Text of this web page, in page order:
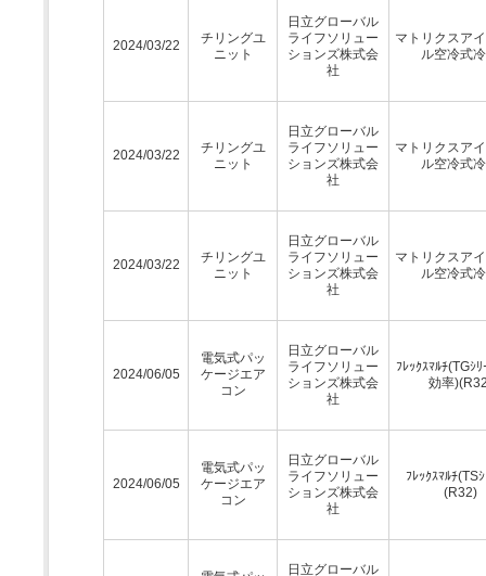
2024/03/22
チリングユ
ニット
日立グローバル
ライフソリュー
ションズ株式会
社
マトリクスア
ル空冷式
2024/03/22
チリングユ
ニット
日立グローバル
ライフソリュー
ションズ株式会
社
マトリクスア
ル空冷式
2024/03/22
チリングユ
ニット
日立グローバル
ライフソリュー
ションズ株式会
社
マトリクスア
ル空冷式
2024/06/05
電気式パッ
ケージエア
コン
日立グローバル
ライフソリュー
ションズ株式会
社
ﾌﾚｯｸｽﾏﾙﾁ(TGｼ
効率
2024/06/05
電気式パッ
ケージエア
コン
日立グローバル
ライフソリュー
ションズ株式会
社
ﾌﾚｯｸｽﾏﾙﾁ(TS
(R32)
日立グローバル